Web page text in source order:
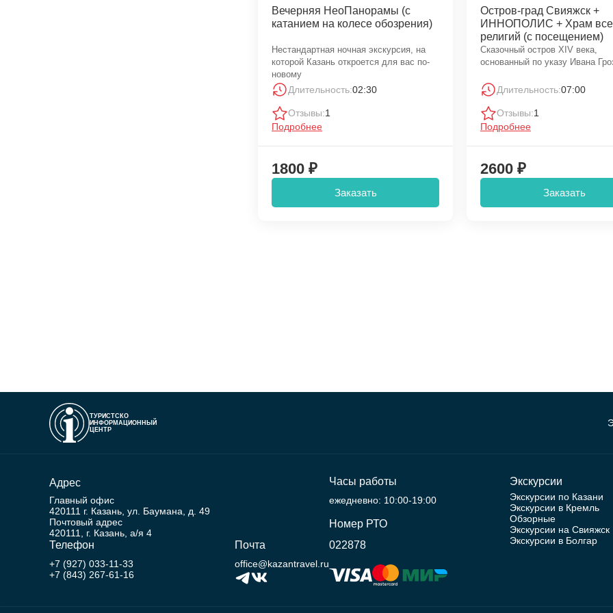
Вечерняя НеоПанорамы (с
катанием на колесе обозрения)
Нестандартная ночная экскурсия, на
которой Казань откроется для вас по-
новому
Длительность:02:30
Отзывы:1
Подробнее
1800 ₽
Заказать
Остров-град Свияжск +
ИННОПОЛИС + Храм
религий (с посещением)
Сказочный остров XIV века,
основанный по указу Ивана
Длительность:07:00
Отзывы:1
Подробнее
2600 ₽
Заказать
ТУРИСТСКО
ИНФОРМАЦИОННЫЙ
ЦЕНТР
Адрес
Главный офис
420111 г. Казань, ул. Баумана, д. 49
Почтовый адрес
420111, г. Казань, а/я 4
Телефон
+7 (927) 033-11-33
+7 (843) 267-61-16
Почта
office@kazantravel.ru
Часы работы
ежедневно: 10:00-19:00
Номер РТО
022878
Экскурсии
Экскурсии по Казани
Экскурсии в Кремль
Обзорные
Экскурсии на Свияжск
Экскурсии в Болгар